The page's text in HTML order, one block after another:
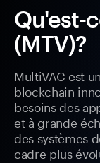
Qu'est-
(MTV)?
MultiVAC est
blockchain
besoins des
et à grande
des systèmes
cadre plus